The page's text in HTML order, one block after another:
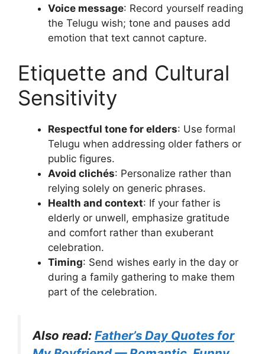
Voice message: Record yourself reading
the Telugu wish; tone and pauses add
emotion that text cannot capture.
Etiquette and Cultural
Sensitivity
Respectful tone for elders: Use formal
Telugu when addressing older fathers or
public figures.
Avoid clichés: Personalize rather than
relying solely on generic phrases.
Health and context: If your father is
elderly or unwell, emphasize gratitude
and comfort rather than exuberant
celebration.
Timing: Send wishes early in the day or
during a family gathering to make them
part of the celebration.
Also read: Father’s Day Quotes for